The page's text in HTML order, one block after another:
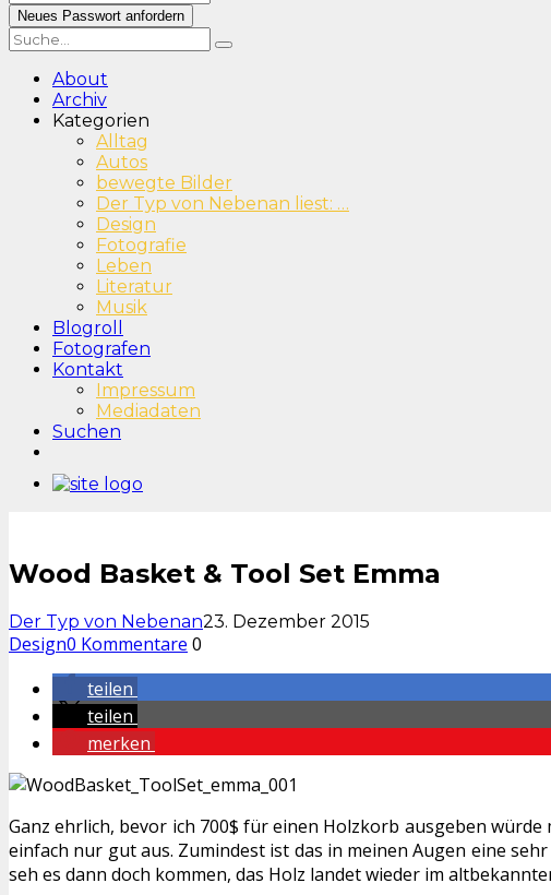
About
Archiv
Kategorien
Alltag
Autos
bewegte Bilder
Der Typ von Nebenan liest: …
Design
Fotografie
Leben
Literatur
Musik
Blogroll
Fotografen
Kontakt
Impressum
Mediadaten
Suchen
Wood Basket & Tool Set Emma
Der Typ von Nebenan23. Dezember 2015
Design0 Kommentare 0
teilen
teilen
merken
Ganz ehrlich, bevor ich 700$ für einen Holzkorb ausgeben
einfach nur gut aus. Zumindest ist das in meinen Augen eine
seh es dann doch kommen, das Holz landet wieder im